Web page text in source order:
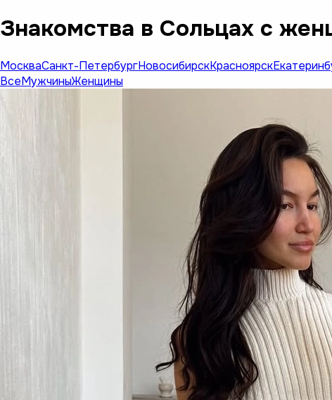
Знакомства в Сольцах с
МоскваСанкт-ПетербургНовосибирскКрасноярск
ВсеМужчиныЖенщины